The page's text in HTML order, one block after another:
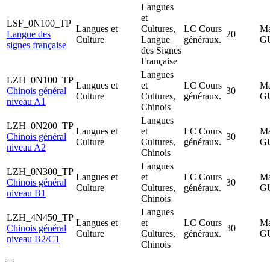
LSF_0N100_TP
Langue des
signes française
Langues et
Culture
Langues
et
Cultures,
Langue
des Signes
Française
LC Cours
généraux.
20
LZH_0N100_TP
Chinois général
niveau A1
Langues et
Culture
Langues
et
Cultures,
Chinois
LC Cours
généraux.
30
LZH_0N200_TP
Chinois général
niveau A2
Langues et
Culture
Langues
et
Cultures,
Chinois
LC Cours
généraux.
30
LZH_0N300_TP
Chinois général
niveau B1
Langues et
Culture
Langues
et
Cultures,
Chinois
LC Cours
généraux.
30
LZH_4N450_TP
Chinois général
niveau B2/C1
Langues et
Culture
Langues
et
Cultures,
Chinois
LC Cours
généraux.
30